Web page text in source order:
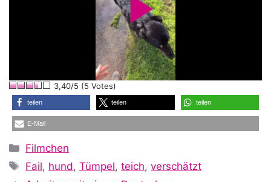
P
l
a
y
3,40/5 (5 Votes)
teilen teilen teilen
E-Mail
Kategorien
Filmchen
Schlagwörter
Fail, hund,Tümpel,teich,verschätzt